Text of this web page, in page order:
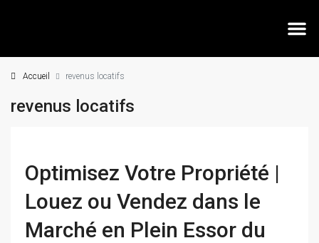
Accueil revenus locatifs
revenus locatifs
Optimisez Votre Propriété |
Louez ou Vendez dans le
Marché en Plein Essor du